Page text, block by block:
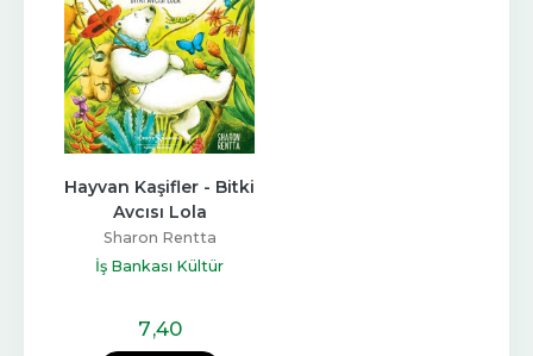
Hayvan Kaşifler - Bitki
Avcısı Lola
Sharon Rentta
İş Bankası Kültür
7,40